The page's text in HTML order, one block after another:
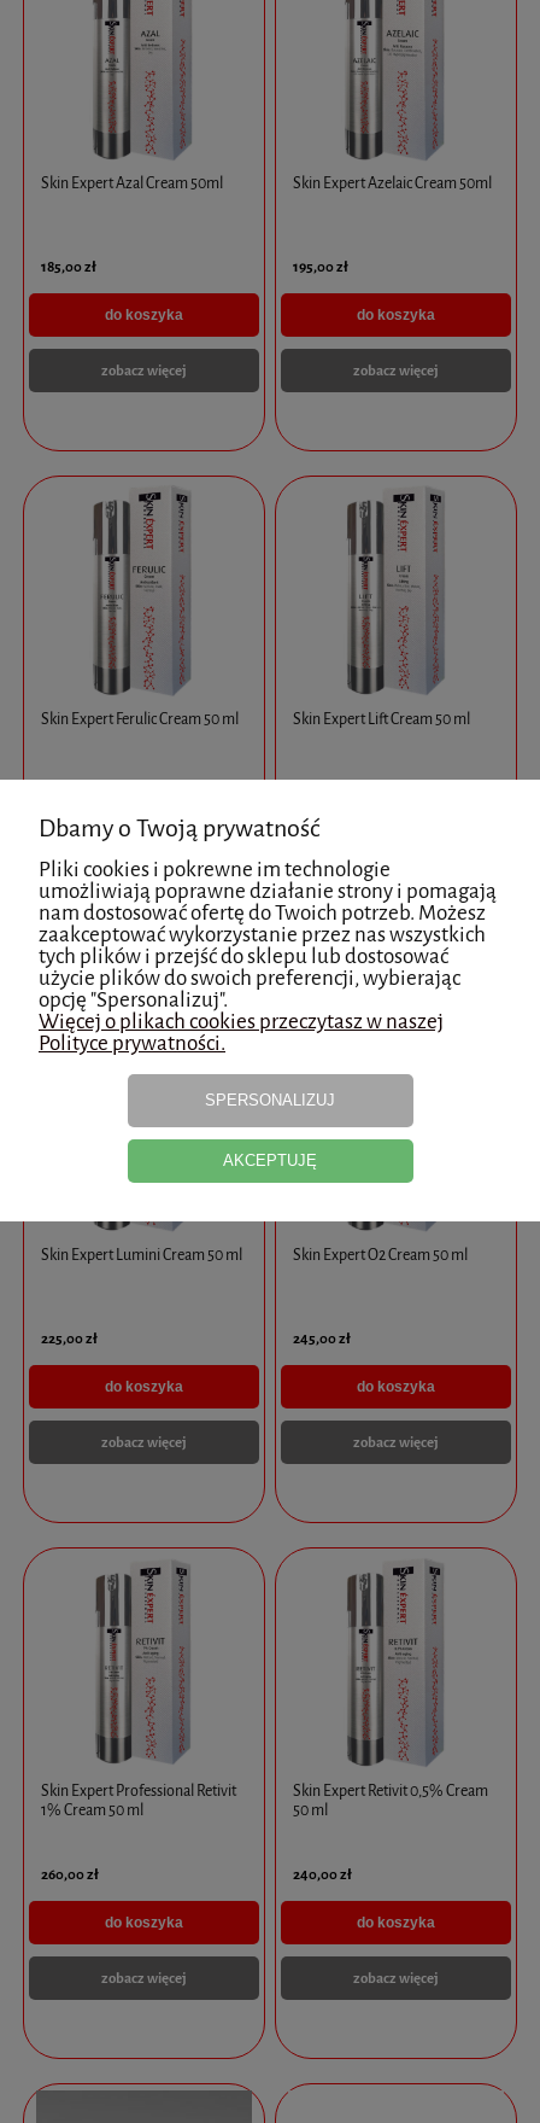
Skin Expert Azal Cream 50ml
185,00 zł
do koszyka
zobacz więcej
Skin Expert Azelaic Cream 50ml
195,00 zł
do koszyka
zobacz więcej
Skin Expert Ferulic Cream 50 ml
zobacz więcej
Skin Expert Lift Cream 50 ml
zobacz więcej
Skin Expert Lumini Cream 50 ml
225,00 zł
do koszyka
zobacz więcej
Skin Expert O2 Cream 50 ml
245,00 zł
do koszyka
zobacz więcej
Skin Expert Professional Retivit
1% Cream 50 ml
260,00 zł
do koszyka
zobacz więcej
Skin Expert Retivit 0,5% Cream
50 ml
240,00 zł
do koszyka
zobacz więcej
Dbamy o Twoją prywatność
Pliki cookies i pokrewne im technologie
umożliwiają poprawne działanie strony i pomagają
nam dostosować ofertę do Twoich potrzeb. Możesz
zaakceptować wykorzystanie przez nas wszystkich
tych plików i przejść do sklepu lub dostosować
użycie plików do swoich preferencji, wybierając
opcję "Spersonalizuj".
Więcej o plikach cookies przeczytasz w naszej
Polityce prywatności.
SPERSONALIZUJ
AKCEPTUJĘ